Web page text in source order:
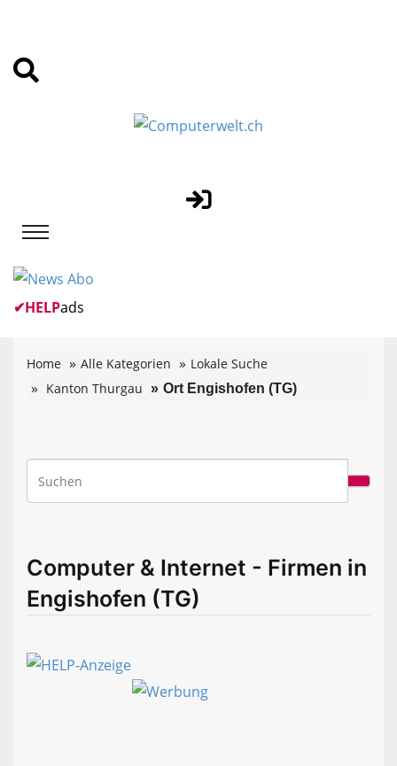
✔HELPads
Home Alle Kategorien
Lokale Suche
Kanton Thurgau
Ort Engishofen (TG)
Computer & Internet - Firmen in
Engishofen (TG)